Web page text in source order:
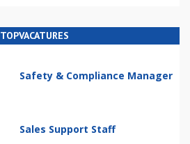
TOPVACATURES
Safety & Compliance Manager
Sales Support Staff